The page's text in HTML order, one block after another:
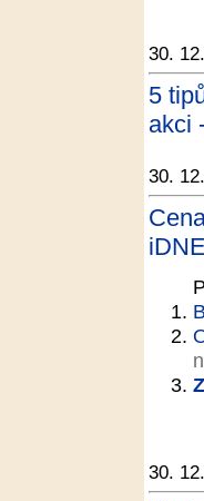
30.
5
akci
30.
30.